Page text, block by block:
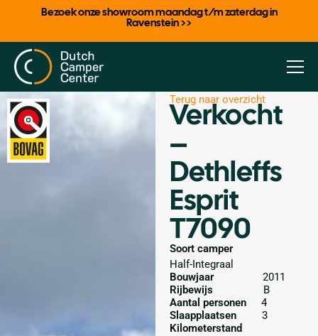
Bezoek onze showroom maandag t/m zaterdag in
Ravenstein >>
Terug naar overzicht
Verkocht
–
Dethleffs
Esprit
T7090
Soort camper
Half-Integraal
Bouwjaar
2011
Rijbewijs
B
Aantal personen
4
Slaapplaatsen
3
Kilometerstand